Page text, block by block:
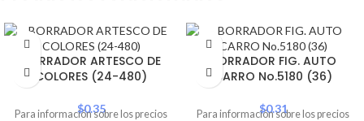
BORRADOR ARTESCO DE
COLORES (24-480)
$0.35
Para información sobre los precios
BORRADOR FIG. AUTO
CARRO No.5180 (36)
$0.31
Para información sobre los precios